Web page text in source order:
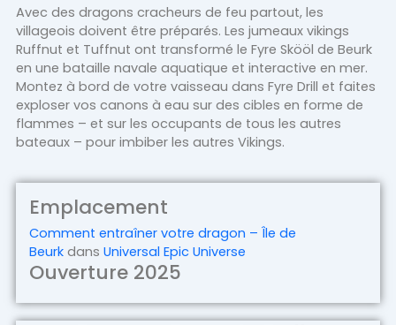
Avec des dragons cracheurs de feu partout, les
villageois doivent être préparés. Les jumeaux vikings
Ruffnut et Tuffnut ont transformé le Fyre Skööl de Beurk
en une bataille navale aquatique et interactive en mer.
Montez à bord de votre vaisseau dans Fyre Drill et faites
exploser vos canons à eau sur des cibles en forme de
flammes – et sur les occupants de tous les autres
bateaux – pour imbiber les autres Vikings.
Emplacement
Comment entraîner votre dragon – Île de
Beurkdans Universal Epic Universe
Ouverture 2025